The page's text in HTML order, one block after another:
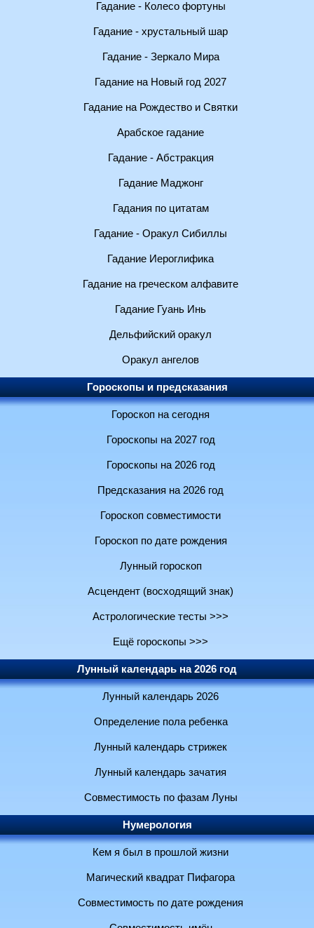
Гадание - Колесо фортуны
Гадание - хрустальный шар
Гадание - Зеркало Мира
Гадание на Новый год 2027
Гадание на Рождество и Святки
Арабское гадание
Гадание - Абстракция
Гадание Маджонг
Гадания по цитатам
Гадание - Оракул Сибиллы
Гадание Иероглифика
Гадание на греческом алфавите
Гадание Гуань Инь
Дельфийский оракул
Оракул ангелов
Гороскопы и предсказания
Гороскоп на сегодня
Гороскопы на 2027 год
Гороскопы на 2026 год
Предсказания на 2026 год
Гороскоп совместимости
Гороскоп по дате рождения
Лунный гороскоп
Асцендент (восходящий знак)
Астрологические тесты >>>
Ещё гороскопы >>>
Лунный календарь на 2026 год
Лунный календарь 2026
Определение пола ребенка
Лунный календарь стрижек
Лунный календарь зачатия
Совместимость по фазам Луны
Нумерология
Кем я был в прошлой жизни
Магический квадрат Пифагора
Совместимость по дате рождения